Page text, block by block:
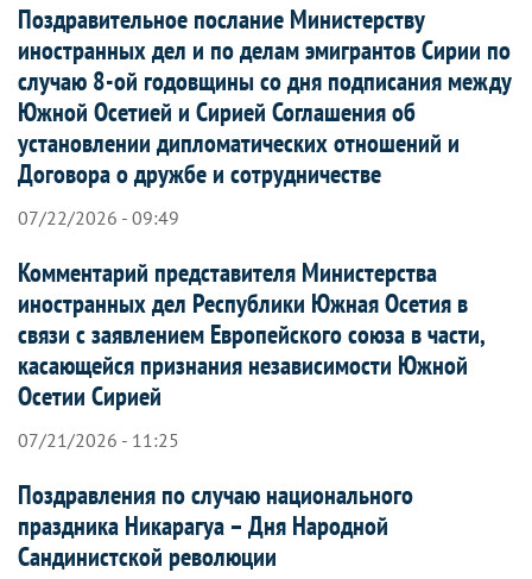
Поздравительное послание Министерству
иностранных дел и по делам эмигрантов Сирии по
случаю 8-ой годовщины со дня подписания между
Южной Осетией и Сирией Соглашения об
установлении дипломатических отношений и
Договора о дружбе и сотрудничестве
07/22/2026 - 09:49
Комментарий представителя Министерства
иностранных дел Республики Южная Осетия в
связи с заявлением Европейского союза в части,
касающейся признания независимости Южной
Осетии Сирией
07/21/2026 - 11:25
Поздравления по случаю национального
праздника Никарагуа – Дня Народной
Сандинистской революции